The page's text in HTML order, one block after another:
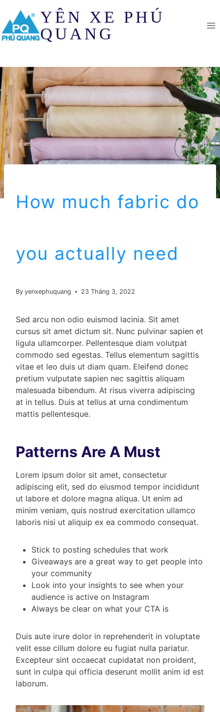
content
YÊN XE PHÚ
QUANG
How much fabric do
you actually need
By yenxephuquang 23 Tháng 3, 2022
Sed arcu non odio euismod lacinia. Sit amet
cursus sit amet dictum sit. Nunc pulvinar sapien et
ligula ullamcorper. Pellentesque diam volutpat
commodo sed egestas. Tellus elementum sagittis
vitae et leo duis ut diam quam. Eleifend donec
pretium vulputate sapien nec sagittis aliquam
malesuada bibendum. At risus viverra adipiscing
at in tellus. Duis at tellus at urna condimentum
mattis pellentesque.
Patterns Are A Must
Lorem ipsum dolor sit amet, consectetur
adipiscing elit, sed do eiusmod tempor incididunt
ut labore et dolore magna aliqua. Ut enim ad
minim veniam, quis nostrud exercitation ullamco
laboris nisi ut aliquip ex ea commodo consequat.
Stick to posting schedules that work
Giveaways are a great way to get people into
your community
Look into your insights to see when your
audience is active on Instagram
Always be clear on what your CTA is
Duis aute irure dolor in reprehenderit in voluptate
velit esse cillum dolore eu fugiat nulla pariatur.
Excepteur sint occaecat cupidatat non proident,
sunt in culpa qui officia deserunt mollit anim id est
laborum.